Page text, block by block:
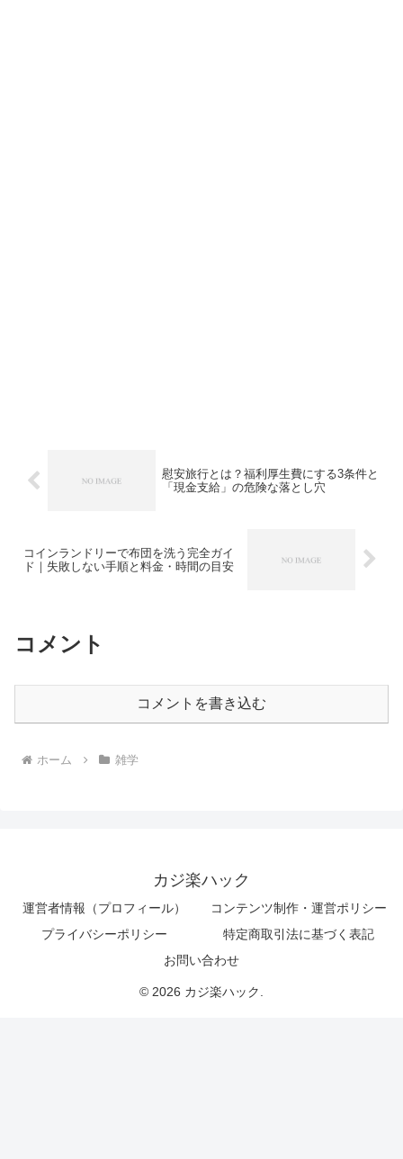
慰安旅行とは？福利厚生費にする3条件と
「現金支給」の危険な落とし穴
コインランドリーで布団を洗う完全ガイ
ド｜失敗しない手順と料金・時間の目安
コメント
コメントを書き込む
ホーム 雑学
カジ楽ハック
運営者情報（プロフィール）
コンテンツ制作・運営ポリシー
プライバシーポリシー
特定商取引法に基づく表記
お問い合わせ
© 2026 カジ楽ハック.